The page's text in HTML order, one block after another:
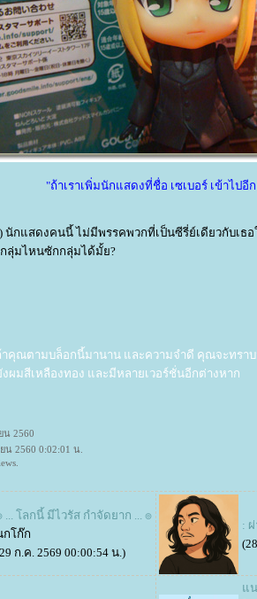
"ถ้าเราเพิ่มนักแสดงที่ชื่อ เซเบอร์ เข้าไปอี
) นักแสดงคนนี้ ไม่มีพรรคพวกที่เป็นซีรี่ย์เดียวกับเ
กลุ่มไหนซักกลุ่มได้มั้ย?
คุณตามบล็อกนี้มานาน และความจำดี คุณจะทราบ
ผมสีเหลืองทอง และมีหลายเวอร์ชั่นอีกต่างหาก
น 2560
น 2560 0:02:01 น.
... โลกนี้ มีไวรัส กำจัดยาก ... ๏
กโก๊ก
ก.ค. 2569 00:00:54 น.)
:
น